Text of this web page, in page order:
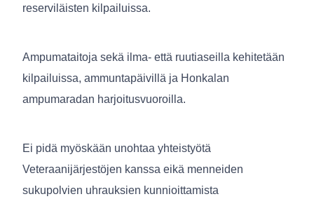
reserviläisten kilpailuissa.
Ampumataitoja sekä ilma- että ruutiaseilla kehitetään
kilpailuissa, ammuntapäivillä ja Honkalan
ampumaradan harjoitusvuoroilla.
Ei pidä myöskään unohtaa yhteistyötä
Veteraanijärjestöjen kanssa eikä menneiden
sukupolvien uhrauksien kunnioittamista